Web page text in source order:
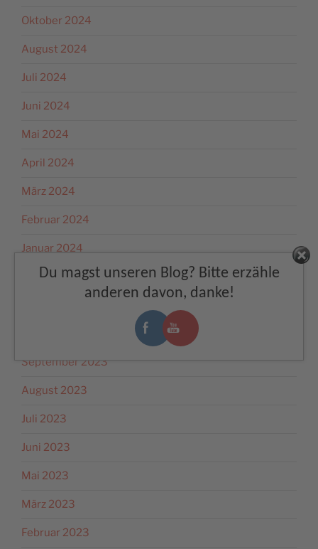
Oktober 2024
August 2024
Juli 2024
Juni 2024
Mai 2024
April 2024
März 2024
Februar 2024
Januar 2024
Dezember 2023
September 2023
August 2023
Juli 2023
Juni 2023
Mai 2023
März 2023
Februar 2023
Du magst unseren Blog? Bitte erzähle
anderen davon, danke!
Facebook